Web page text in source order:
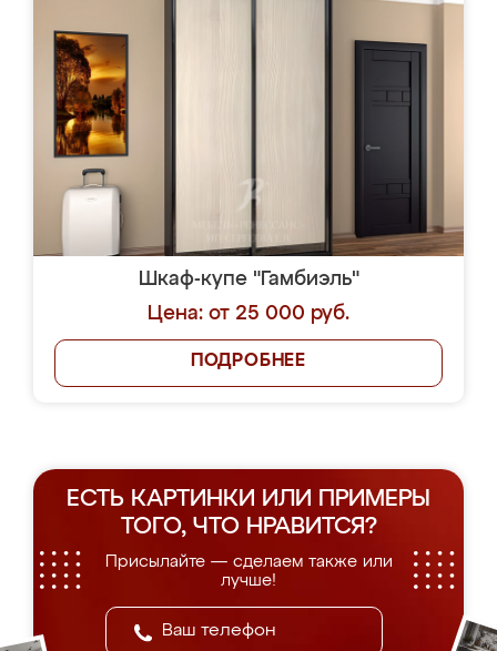
Шкаф-купе "Гамбиэль"
Цена: от 25 000 руб.
ПОДРОБНЕЕ
ЕСТЬ КАРТИНКИ ИЛИ ПРИМЕРЫ
ТОГО, ЧТО НРАВИТСЯ?
Присылайте — сделаем также или
лучше!